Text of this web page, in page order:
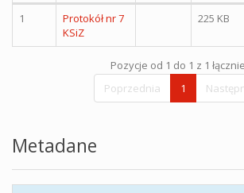
1
Protokół nr 7
KSiZ
225 KB
Pozycje od 1 do 1 z 1 łącznie
Poprzednia
1
Metadane